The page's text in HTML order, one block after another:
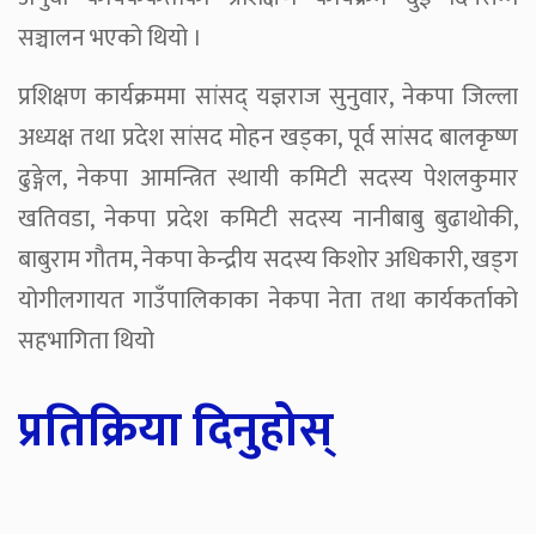
सञ्चालन भएको थियो ।
प्रशिक्षण कार्यक्रममा सांसद् यज्ञराज सुनुवार, नेकपा जिल्ला
अध्यक्ष तथा प्रदेश सांसद मोहन खड्का, पूर्व सांसद बालकृष्ण
ढुङ्गेल, नेकपा आमन्त्रित स्थायी कमिटी सदस्य पेशलकुमार
खतिवडा, नेकपा प्रदेश कमिटी सदस्य नानीबाबु बुढाथोकी,
बाबुराम गौतम, नेकपा केन्द्रीय सदस्य किशोर अधिकारी, खड्ग
योगीलगायत गाउँपालिकाका नेकपा नेता तथा कार्यकर्ताको
सहभागिता थियो
प्रतिक्रिया दिनुहोस्